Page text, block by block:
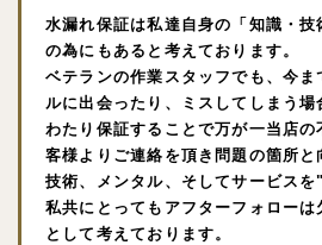
水漏れ保証は私達自身の「知識・技
の為にもあると考えております。
ベテランの作業スタッフでも、今ま
ルに出会ったり、ミスしてしまう場
わたり保証することで万が一当店の
客様よりご連絡を頂き問題の箇所と
技術、メンタル、そしてサービスを
私共にとってもアフターフォローは
として考えております。